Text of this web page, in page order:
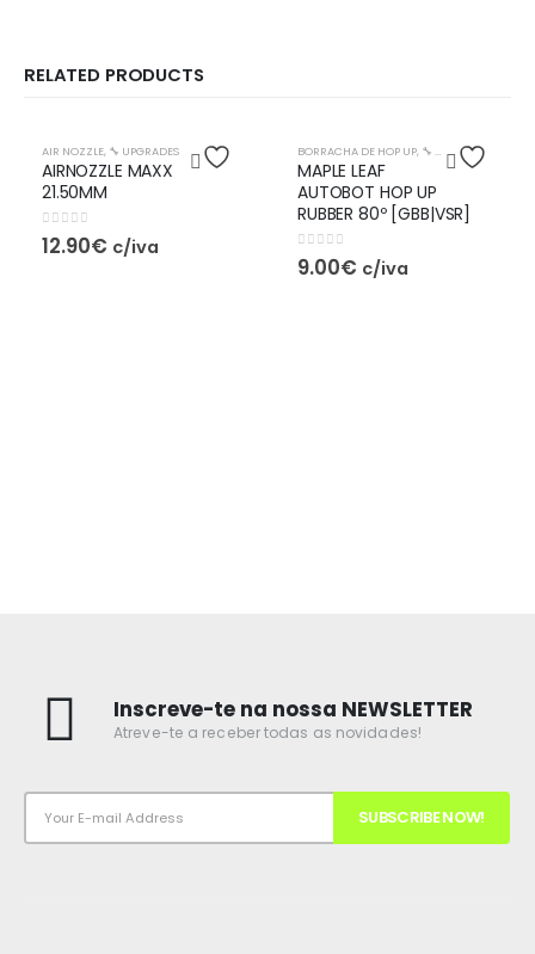
RELATED PRODUCTS
AIR NOZZLE, 🔧 UPGRADES
AIRNOZZLE MAXX
21.50MM
0out of 5
12.90€ c/iva
BORRACHA DE HOP UP, 🔧 UPGRADES
MAPLE LEAF
AUTOBOT HOP UP
RUBBER 80º [GBB|VSR]
0out of 5
9.00€ c/iva
Inscreve-te na nossa NEWSLETTER
Atreve-te a receber todas as novidades!